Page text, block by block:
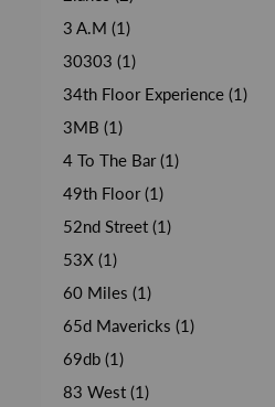
3 A.M (1)
30303 (1)
34th Floor Experience (1)
3MB (1)
4 To The Bar (1)
49th Floor (1)
52nd Street (1)
53X (1)
60 Miles (1)
65d Mavericks (1)
69db (1)
83 West (1)